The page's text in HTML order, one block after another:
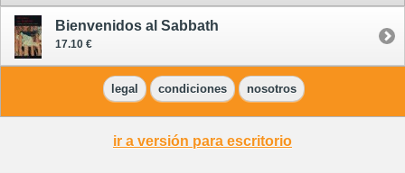
Bienvenidos al Sabbath
17.10 €
legal condiciones nosotros
ir a versión para escritorio